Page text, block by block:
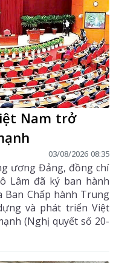
Nam trở
03/08/2026 08:35
ương Đảng, đồng chí
Lâm đã ký ban hành
Chấp hành Trung
và phát triển Việt
(Nghị quyết số 20-